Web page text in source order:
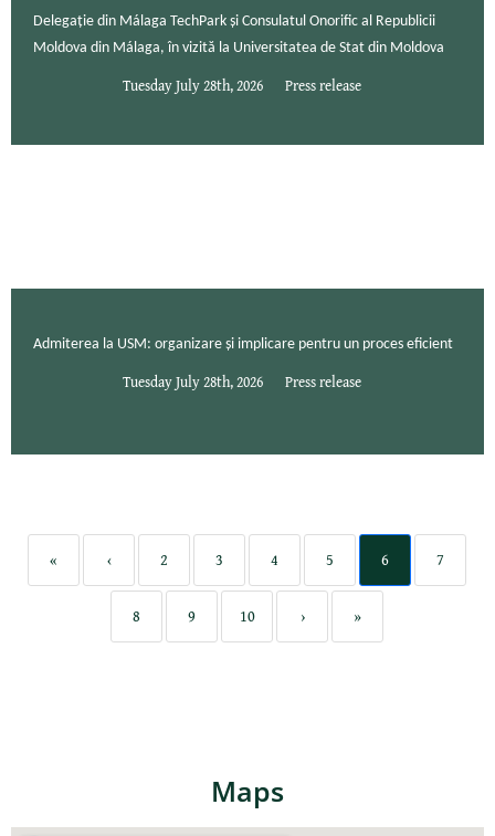
Delegație din Málaga TechPark și Consulatul Onorific al Republicii
Moldova din Málaga, în vizită la Universitatea de Stat din Moldova
Tuesday July 28th, 2026 Press release
Admiterea la USM: organizare și implicare pentru un proces eficient
Tuesday July 28th, 2026 Press release
« ‹ 2 3 4 5 6 7
8 9 10 › »
Maps